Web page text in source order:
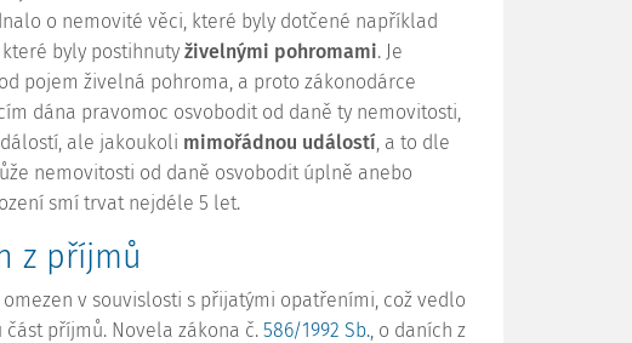
o nemovité věci, které byly dotčené například
byly postihnuty živelnými pohromami. Je
pojem živelná pohroma, a proto zákonodárce
dána pravomoc osvobodit od daně ty nemovitosti,
ale jakoukoli mimořádnou událostí, a to dle
nemovitosti od daně osvobodit úplně anebo
smí trvat nejdéle 5 let.
z příjmů
v souvislosti s přijatými opatřeními, což vedlo
příjmů. Novela zákona č. 586/1992 Sb., o daních z